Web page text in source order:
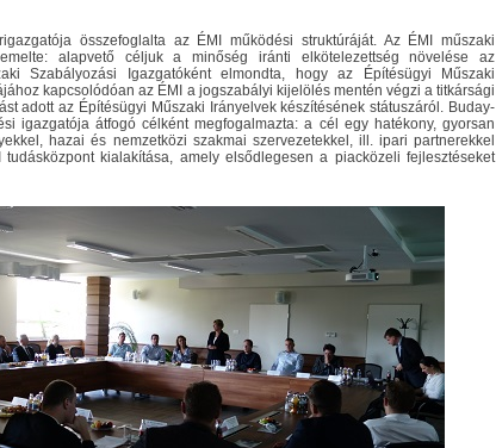
összefoglalta az ÉMI működési struktúráját. Az ÉMI műszaki
alapvető céljuk a minőség iránti elkötelezettség növelése az
Szabályozási Igazgatóként elmondta, hogy az Építésügyi Műszaki
kapcsolódóan az ÉMI a jogszabályi kijelölés mentén végzi a titkársági
adott az Építésügyi Műszaki Irányelvek készítésének státuszáról. Buday-
igazgatója átfogó célként megfogalmazta: a cél egy hatékony, gyorsan
hazai és nemzetközi szakmai szervezetekkel, ill. ipari partnerekkel
tudásközpont kialakítása, amely elsődlegesen a piacközeli fejlesztéseket